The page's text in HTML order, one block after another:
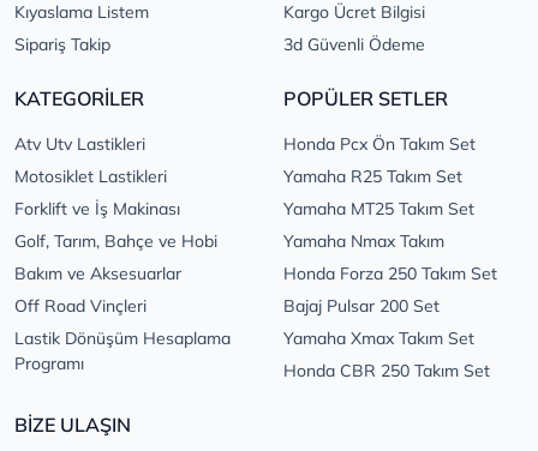
Kıyaslama Listem
Sipariş Takip
Kargo Ücret Bilgisi
3d Güvenli Ödeme
KATEGORİLER
Atv Utv Lastikleri
Motosiklet Lastikleri
Forklift ve İş Makinası
Golf, Tarım, Bahçe ve Hobi
Bakım ve Aksesuarlar
Off Road Vinçleri
Lastik Dönüşüm Hesaplama
Programı
POPÜLER SETLER
Honda Pcx Ön Takım Set
Yamaha R25 Takım Set
Yamaha MT25 Takım Set
Yamaha Nmax Takım
Honda Forza 250 Takım Set
Bajaj Pulsar 200 Set
Yamaha Xmax Takım Set
Honda CBR 250 Takım Set
BİZE ULAŞIN